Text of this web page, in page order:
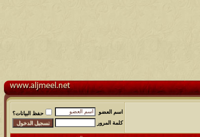
اسم العضو
حفظ البيانات؟
كلمة المرور